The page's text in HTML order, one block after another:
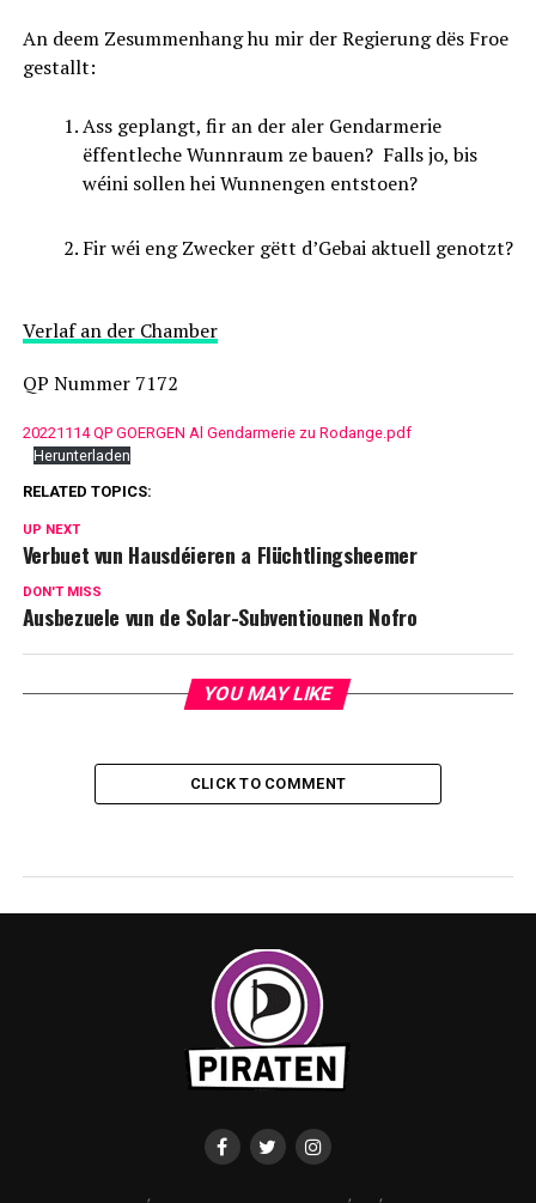
An deem Zesummenhang hu mir der Regierung dës Froe
gestallt:
Ass geplangt, fir an der aler Gendarmerie
ëffentleche Wunnraum ze bauen? Falls jo, bis
wéini sollen hei Wunnengen entstoen?
Fir wéi eng Zwecker gëtt d’Gebai aktuell genotzt?
Verlaf an der Chamber
QP Nummer 7172
20221114 QP GOERGEN Al Gendarmerie zu Rodange.pdf
Herunterladen
RELATED TOPICS:
UP NEXT
Verbuet vun Hausdéieren a Flüchtlingsheemer
DON'T MISS
Ausbezuele vun de Solar-Subventiounen Nofro
YOU MAY LIKE
CLICK TO COMMENT